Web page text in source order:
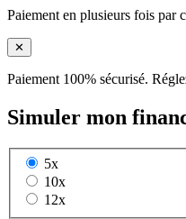
Paiement en plusieurs fois par
✕
Paiement 100% sécurisé.
Simuler mon
5x
10x
12x